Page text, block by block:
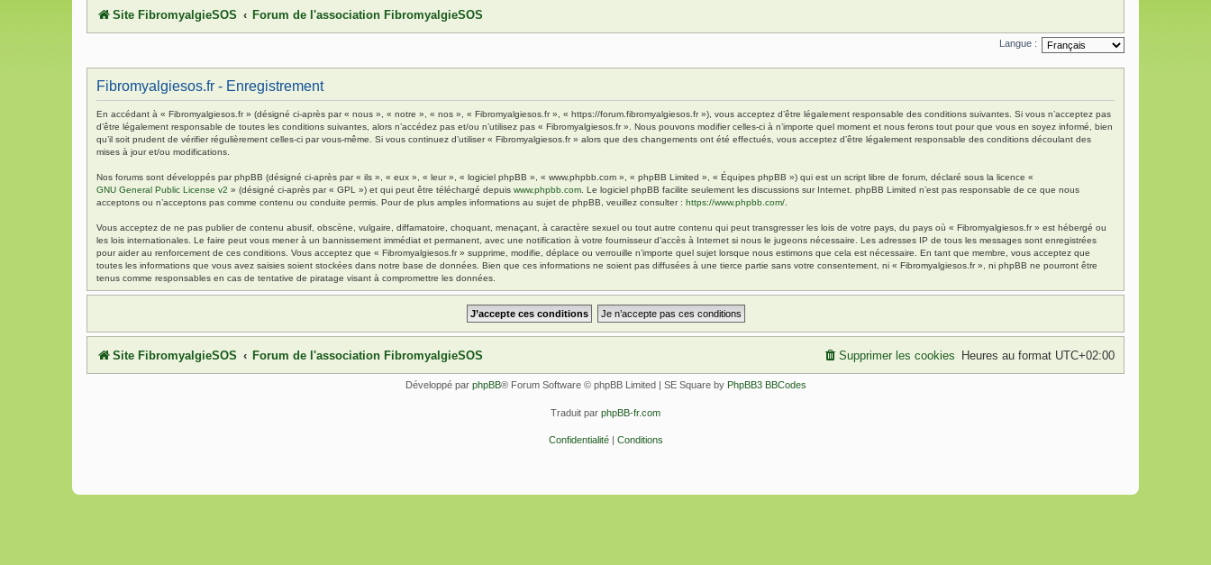
Site FibromyalgieSOS Forum de l'association FibromyalgieSOS
Langue :
Fibromyalgiesos.fr - Enregistrement
En accédant à « Fibromyalgiesos.fr » (désigné ci-après par « nous », « notre », « nos », « Fibromyalgiesos.fr », « https://forum.fibromyalgiesos.fr »), vous acceptez d’être légalement responsable des conditions suivantes. Si vous n’acceptez pas
d’être légalement responsable de toutes les conditions suivantes, alors n’accédez pas et/ou n’utilisez pas « Fibromyalgiesos.fr ». Nous pouvons modifier celles-ci à n’importe quel moment et nous ferons tout pour que vous en soyez informé, bien
qu’il soit prudent de vérifier régulièrement celles-ci par vous-même. Si vous continuez d’utiliser « Fibromyalgiesos.fr » alors que des changements ont été effectués, vous acceptez d’être légalement responsable des conditions découlant des
mises à jour et/ou modifications.
Nos forums sont développés par phpBB (désigné ci-après par « ils », « eux », « leur », « logiciel phpBB », « www.phpbb.com », « phpBB Limited », « Équipes phpBB ») qui est un script libre de forum, déclaré sous la licence «
GNU General Public License v2 » (désigné ci-après par « GPL ») et qui peut être téléchargé depuis www.phpbb.com . Le logiciel phpBB facilite seulement les discussions sur Internet. phpBB Limited n’est pas responsable de ce que nous
acceptons ou n’acceptons pas comme contenu ou conduite permis. Pour de plus amples informations au sujet de phpBB, veuillez consulter : https://www.phpbb.com/
Vous acceptez de ne pas publier de contenu abusif, obscène, vulgaire, diffamatoire, choquant, menaçant, à caractère sexuel ou tout autre contenu qui peut transgresser les lois de votre pays, du pays où « Fibromyalgiesos.fr » est hébergé ou
les lois internationales. Le faire peut vous mener à un bannissement immédiat et permanent, avec une notification à votre fournisseur d’accès à Internet si nous le jugeons nécessaire. Les adresses IP de tous les messages sont enregistrées
pour aider au renforcement de ces conditions. Vous acceptez que « Fibromyalgiesos.fr » supprime, modifie, déplace ou verrouille n’importe quel sujet lorsque nous estimons que cela est nécessaire. En tant que membre, vous acceptez que
toutes les informations que vous avez saisies soient stockées dans notre base de données. Bien que ces informations ne soient pas diffusées à une tierce partie sans votre consentement, ni « Fibromyalgiesos.fr », ni phpBB ne pourront être
tenus comme responsables en cas de tentative de piratage visant à compromettre les données.
Site FibromyalgieSOS Forum de l'association FibromyalgieSOS Heures au format UTC+02:00
Supprimer les cookies
Développé par phpBB® Forum Software © phpBB Limited | SE Square by PhpBB3 BBCodes
Traduit par phpBB-fr.com
Confidentialité| Conditions